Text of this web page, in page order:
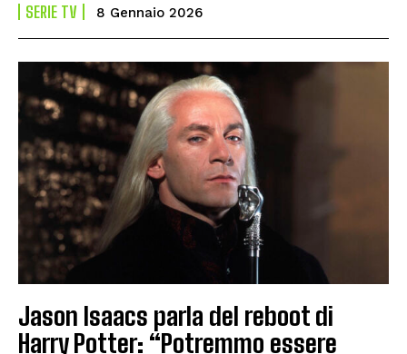
SERIE TV 8 Gennaio 2026
Jason Isaacs parla del reboot di
Harry Potter: “Potremmo essere